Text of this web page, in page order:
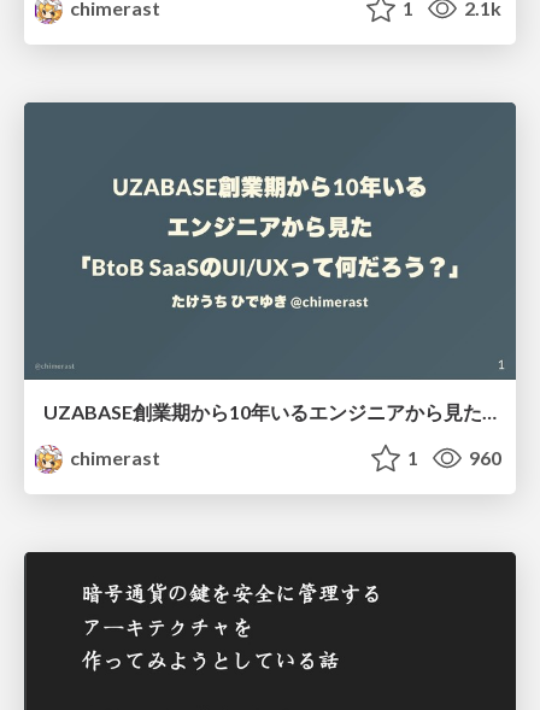
chimerast
1 2.1k
UZABASE創業期から10年いるエンジニアから見た「BtoB SaaSのUI/UXってなんだろう？」
chimerast
1 960